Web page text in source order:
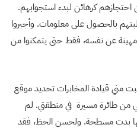
أكثر من 18 ساعة من احتجازهم كرهائن لبدء استجوابهم.
بالحصول على معلومات. وأجبروا
عن نفسه، فقط حتى يتمكنوا من
قيادة المخابرات تحديد موقع
من طائرة مسيرة في منطقتي. لم
بدت مسطحة. ولحسن الحظ، فقد